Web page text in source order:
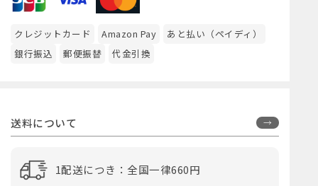
クレジットカード Amazon Pay
あと払い（ペイディ）
銀行振込
郵便振替 代金引換
送料について
1配送につき：全国一律660円